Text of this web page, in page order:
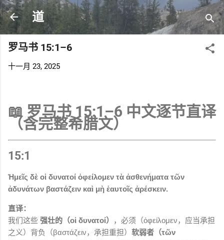
跳至主要内容
道
罗马书 15:1–6
十一月 23, 2025
📖 罗马书 15:1–6 中文逐节直译
（含完整希腊文）
15:1
Ἡμεῖς δὲ οἱ δυνατοί ὀφείλομεν τὰ ἀσθενήματα τῶν
ἀδυνάτων βαστάζειν καὶ μὴ ἑαυτοῖς ἀρέσκειν.
直译：
我们这些 强壮的（οἱ δυνατοί）
，必须（ὀφείλομεν，应当承担
之义）背负（βαστάζειν，承担重担） 软弱者（τῶν